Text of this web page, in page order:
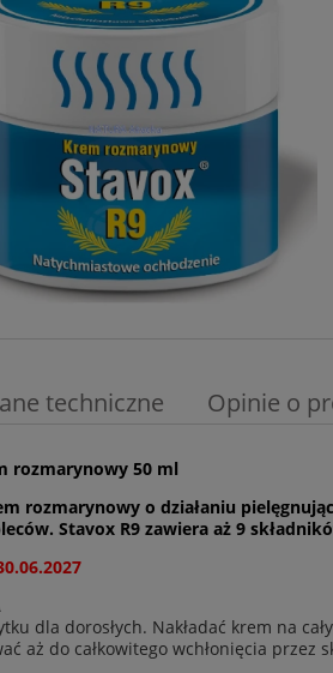
techniczne Opinie o
rozmarynowy 50 ml
rozmarynowy o działaniu
Stavox R9 zawiera aż 9
dla dorosłych. Nakładać krem na
aż do całkowitego wchłonięcia przez